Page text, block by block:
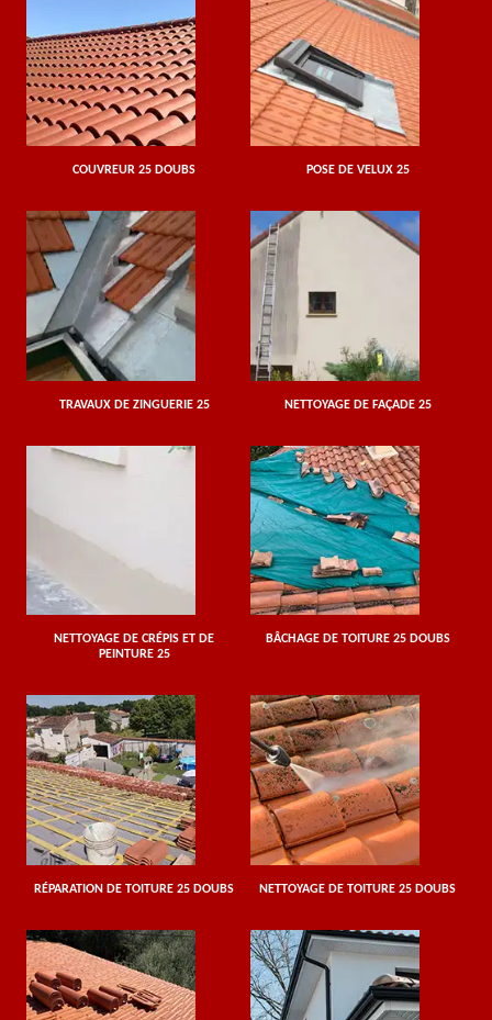
COUVREUR 25 DOUBS POSE DE VELUX 25
TRAVAUX DE ZINGUERIE 25 NETTOYAGE DE FAÇADE 25
NETTOYAGE DE CRÉPIS ET DE
PEINTURE 25
BÂCHAGE DE TOITURE 25 DOUBS
RÉPARATION DE TOITURE 25 DOUBS NETTOYAGE DE TOITURE 25 DOUBS